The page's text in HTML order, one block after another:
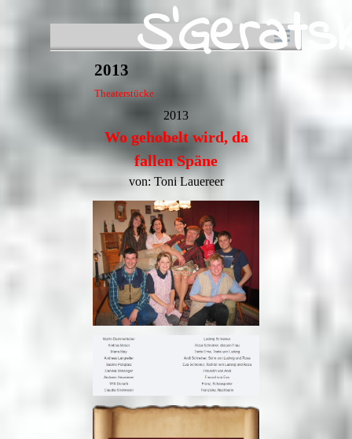
Menü überspringen
S'Gerats
2013
Theaterstücke
2013
Wo gehobelt wird, da
fallen Späne
von: Toni Lauereer